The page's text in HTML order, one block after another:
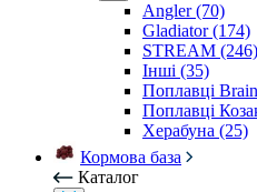
Angler (70)
Gladiator (174)
STREAM (246)
Інші (35)
Поплавці
Поплавці
Херабуна (25)
Кормова база
Каталог